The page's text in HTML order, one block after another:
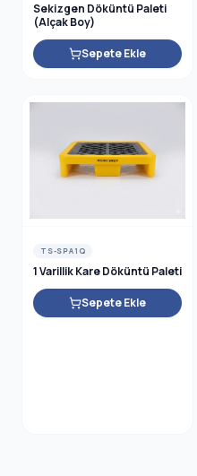
Sekizgen Döküntü Paleti
(Alçak Boy)
Sepete Ekle
TS-SPA1Q
1 Varillik Kare Döküntü Paleti
Sepete Ekle